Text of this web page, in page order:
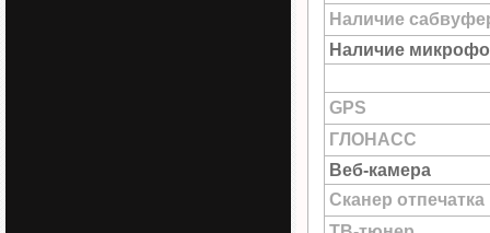
Наличие
Наличие
GPS
ГЛОНАСС
Веб-камера
Сканер